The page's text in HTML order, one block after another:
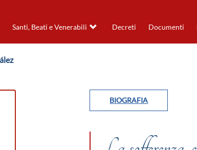
Santi, Beati e Venerabili Decreti Documenti
BIOGRAFIA